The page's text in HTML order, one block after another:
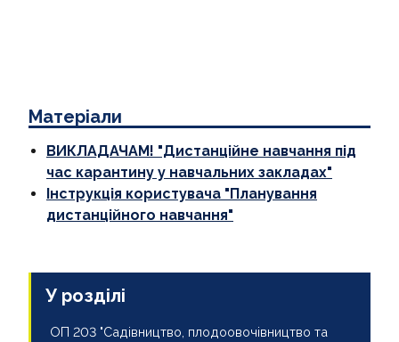
Матеріали
ВИКЛАДАЧАМ! "Дистанційне навчання під
час карантину у навчальних закладах"
Інструкція користувача "Планування
дистанційного навчання"
У розділі
ОП 203 "Садівництво, плодоовочівництво та